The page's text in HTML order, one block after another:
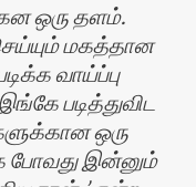
ஒரு தளம்.
மகத்தான
வாய்ப்பு
படித்துவிட
ஒரு
போவது இன்னும்